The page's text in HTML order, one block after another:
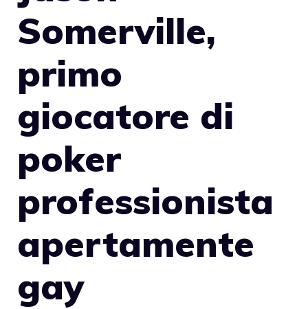
Somerville,
primo
giocatore di
poker
professionista
apertamente
gay